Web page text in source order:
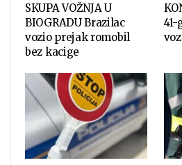
SKUPA VOŽNJA U
BIOGRADU Brazilac
vozio prejak romobil
bez kacige